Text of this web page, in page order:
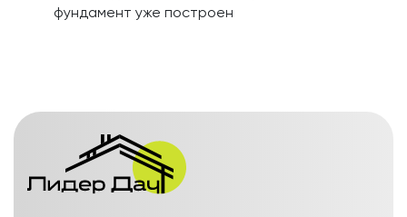
фундамент уже построен